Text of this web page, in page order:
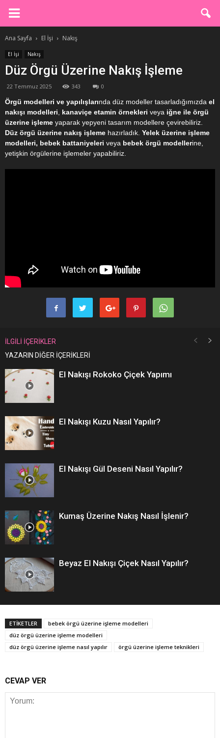
Ana Sayfa El İşi Nakış
El İşi Nakış
Düz Örgü Üzerine Nakış İşleme
22 Temmuz 2025 343 0
Örgü modelleri ve yapılışlarında düz modeller tasarladığımızda el
nakışı modelleri
kanaviçe etamin örnekleri veya iğne ile örgü
üzerine işleme yaparak yepyeni tasarım modellere çevirebiliriz.
Düz örgü üzerine nakış işleme hazırladık. Yelek üzerine işleme
modelleri, bebek battaniyeleri veya bebek örgü modellerine,
yetişkin örgülerine işlemeler yapabiliriz.
İLGİLİ İÇERİKLER
YAZARIN DİĞER İÇERİKLERİ
El Nakışı Rokoko Çiçek Yapımı
El Nakışı Kuzu Nasıl Yapılır?
El Nakışı Gül Deseni Nasıl Yapılır?
Kumaş Üzerine Nakış Nasıl İşlenir?
Beyaz El Nakışı Çiçek Nasıl Yapılır?
ETİKETLER
bebek örgü üzerine işleme modelleri
düz örgü üzerine işleme modelleri
düz örgü üzerine işleme nasıl yapılır
örgü üzerine işleme teknikleri
CEVAP VER